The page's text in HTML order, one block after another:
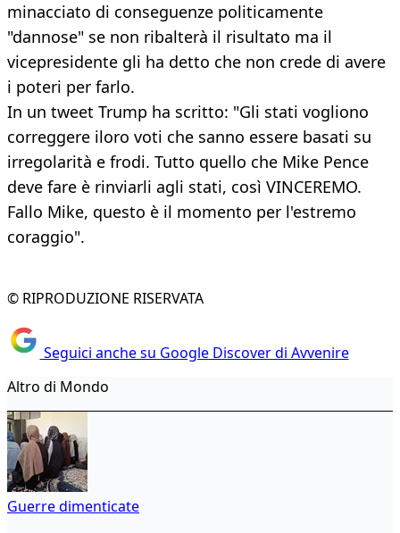
minacciato di conseguenze politicamente
"dannose" se non ribalterà il risultato ma il
vicepresidente gli ha detto che non crede di avere
i poteri per farlo.
In un tweet Trump ha scritto: "Gli stati vogliono
correggere iloro voti che sanno essere basati su
irregolarità e frodi. Tutto quello che Mike Pence
deve fare è rinviarli agli stati, così VINCEREMO.
Fallo Mike, questo è il momento per l'estremo
coraggio".
© RIPRODUZIONE RISERVATA
Seguici anche su Google Discover di Avvenire
Altro di Mondo
Guerre dimenticate